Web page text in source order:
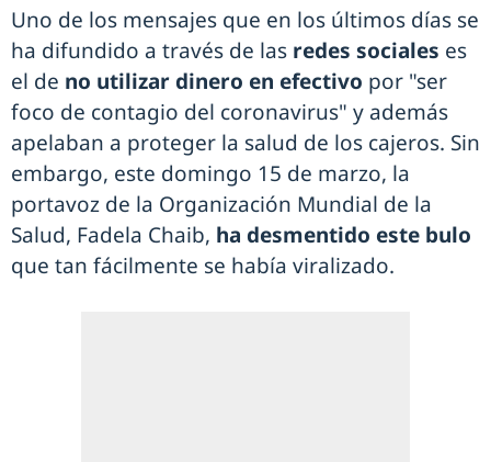
Uno de los mensajes que en los últimos días se
ha difundido a través de las redes sociales es
el de no utilizar dinero en efectivo por "ser
foco de contagio del coronavirus" y además
apelaban a proteger la salud de los cajeros. Sin
embargo, este domingo 15 de marzo, la
portavoz de la Organización Mundial de la
Salud, Fadela Chaib, ha desmentido este bulo
que tan fácilmente se había viralizado.